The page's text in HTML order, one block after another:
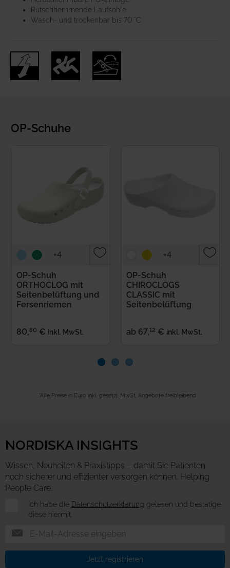
Rutschhemmende Laufsohle
Wasch- und trockenbar bis 70 °C
OP-Schuhe
+4
OP-Schuh
ORTHOCLOG mit
Seitenbelüftung und
Fersenriemen
80,80 € inkl. MwSt.
+4
OP-Schuh
CHIROCLOGS
CLASSIC mit
Seitenbelüftung
ab 67,12 € inkl. MwSt.
*Alle Preise in Euro inkl. gesetzl. MwSt. Angebote freibleibend
NORDISKA INSIGHTS
Wissen, Neuheiten & Praxistipps – damit Sie Patienten
noch sicherer und effizienter versorgen können. Helping
People Care.
NewsletterIch habe die Datenschutzerklärung gelesen und bestätige
diese hiermit.
Jetzt registrieren